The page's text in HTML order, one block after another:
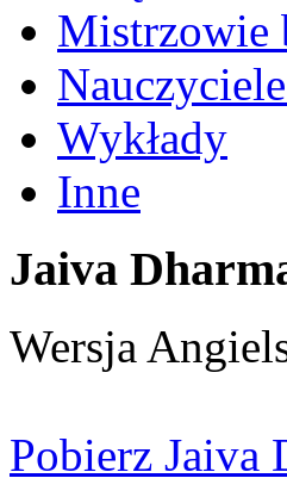
Mistrzowie
Wykłady
Inne
Jaiva
Wersja
Pobierz Jaiva